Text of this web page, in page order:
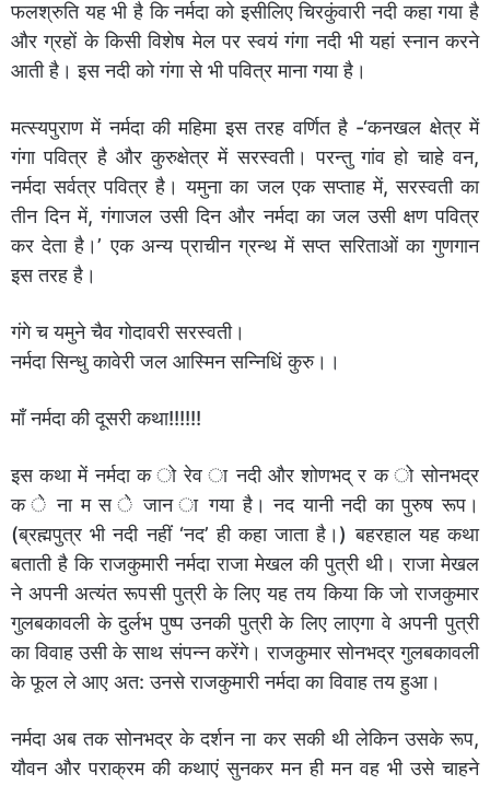
फलश्रुति यह भी है कि नर्मदा को इसीलिए चिरकुंवारी नदी कहा गया है
और ग्रहों के किसी विशेष मेल पर स्वयं गंगा नदी भी यहां स्नान करने
आती है। इस नदी को गंगा से भी पवित्र माना गया है।
मत्स्यपुराण में नर्मदा की महिमा इस तरह वर्णित है -‘कनखल क्षेत्र में
गंगा पवित्र है और कुरुक्षेत्र में सरस्वती। परन्तु गांव हो चाहे वन,
नर्मदा सर्वत्र पवित्र है। यमुना का जल एक सप्ताह में, सरस्वती का
तीन दिन में, गंगाजल उसी दिन और नर्मदा का जल उसी क्षण पवित्र
कर देता है।’ एक अन्य प्राचीन ग्रन्थ में सप्त सरिताओं का गुणगान
इस तरह है।
गंगे च यमुने चैव गोदावरी सरस्वती।
नर्मदा सिन्धु कावेरी जल आस्मिन सन्निधिं कुरु।।
माँ नर्मदा की दूसरी कथा!!!!!!
इस कथा में नर्मदा क ो रेव ा नदी और शोणभद् र क ो सोनभद्र
क े ना म स े जान ा गया है। नद यानी नदी का पुरुष रूप।
(ब्रह्मपुत्र भी नदी नहीं ‘नद’ ही कहा जाता है।) बहरहाल यह कथा
बताती है कि राजकुमारी नर्मदा राजा मेखल की पुत्री थी। राजा मेखल
ने अपनी अत्यंत रूपसी पुत्री के लिए यह तय किया कि जो राजकुमार
गुलबकावली के दुर्लभ पुष्प उनकी पुत्री के लिए लाएगा वे अपनी पुत्री
का विवाह उसी के साथ संपन्न करेंगे। राजकुमार सोनभद्र गुलबकावली
के फूल ले आए अत: उनसे राजकुमारी नर्मदा का विवाह तय हुआ।
नर्मदा अब तक सोनभद्र के दर्शन ना कर सकी थी लेकिन उसके रूप,
यौवन और पराक्रम की कथाएं सुनकर मन ही मन वह भी उसे चाहने